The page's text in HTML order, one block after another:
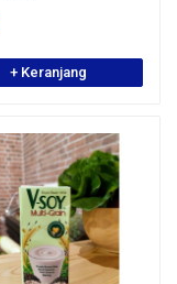
+ Keranjang